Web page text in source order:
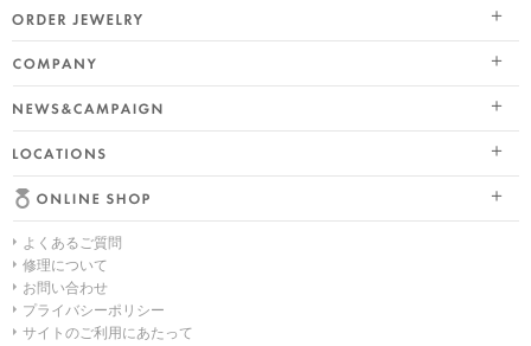
ETERNO FAMILY（エテルノ・ファミリー）
PURE PLATINUM 999（ピュアプラチナ999）
LIMITED COLLECTION（リミテッドコレクション）
BACI（バチ／一粒ダイヤモンドジュエリー）
EME（エメ／着せ替えネックレス）
SOLOMIO（ソロミオ／イニシャルシリーズ）
ブライダル トップ
婚約指輪（エンゲージリング）
結婚指輪（マリッジリング）
レイヤード特集
HAPPY HEARTの魅力
幸せのブライダルリング選び
私たちらしく選ぶ 婚約指輪・結婚指輪
オーダージュエリー
会社情報 トップ
ブランドスローガン
ブランドポジション
会社概要
採用情報
ニュース&キャンペーン
店舗情報
オンラインショップ トップ
ALL
ネックレス
よくあるご質問
修理について
お問い合わせ
プライバシーポリシー
サイトのご利用にあたって